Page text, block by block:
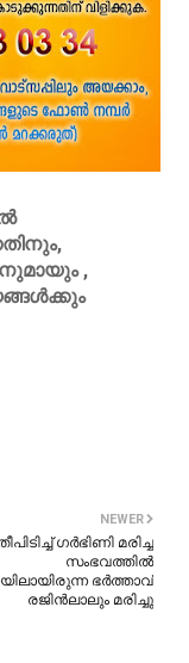
,
NEWER
ഗർഭിണി മരിച്ച
സംഭവത്തിൽ
ഭർത്താവ്
രജിൻലാലും മരിച്ചു